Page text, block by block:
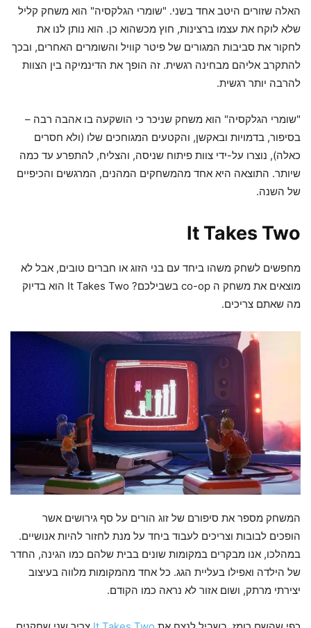
האלה שזורים היטב אחד בשני. "שומרי הגלקסיה" הוא משחק קליל
שלא לוקח את עצמו ברצינות, חוץ מכשהוא כן. הוא נותן לנו את
לחקור את סביבות המגורים של פיטר קוויל והשומרים האחרים, ובכך
להתקרב אליהם מבחינה רגשית. זה הופך את הדינמיקה בין הצוות
להרבה יותר רגשית.
"שומרי הגלקסיה" הוא משחק שניכר כי הושקעה בו אהבה רבה –
בסיפור, בדמויות ובאקשן, והקטעים המגוחכים שלו (ולא חסרים
כאלה), נוצרו על-ידי צוות פיתוח שניסה, והצליח, להתפרע עד כמה
שיותר. התוצאה היא אחד מהמשחקים המהנים, המרגשים והכיפיים
של השנה.
It Takes Two
מחפשים לשחק משהו ביחד עם בני הזוג או חברים טובים, אבל לא
מוצאים את משחק ה co-op בשבילכם? It Takes Two הוא בדיוק
מה שאתם צריכים.
המשחק מספר את סיפורם של זוג הורים על סף גירושים אשר
הופכים לבובות וצריכים לעבוד ביחד על מנת לחזור להיות אנושיים.
במהלכו, אנו מבקרים במקומות שונים בבית שלהם כמו הגינה, החדר
של הילדה ואפילו בעליית הגג. כל אחד מהמקומות מלווה בעיצוב
יצירתי מרתק, ושום אזור לא נראה כמו הקודם.